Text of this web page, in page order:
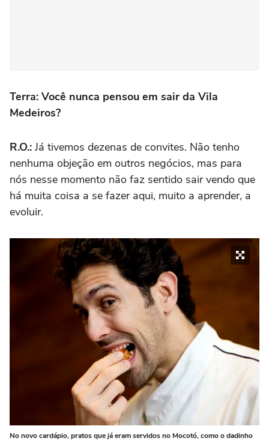
Terra: Você nunca pensou em sair da Vila
Medeiros?
R.O.: Já tivemos dezenas de convites. Não tenho
nenhuma objeção em outros negócios, mas para
nós nesse momento não faz sentido sair vendo que
há muita coisa a se fazer aqui, muito a aprender, a
evoluir.
No novo cardápio, pratos que já eram servidos no Mocotó, como o dadinho